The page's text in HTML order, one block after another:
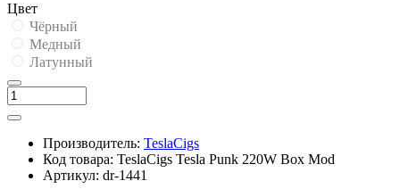
Цвет
Чёрный
Медный
Латунный
Производитель: TeslaCigs
Код товара: TeslaCigs Tesla Punk 220W Box Mod
Артикул: dr-1441